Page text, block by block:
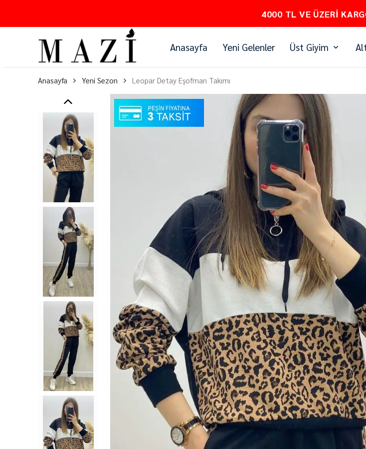
PEŞİN FİYATINA
Anasayfa Yeni Gelenler Üst Giyim
Anasayfa Yeni Sezon Leopar Detay Eşofman Takımı